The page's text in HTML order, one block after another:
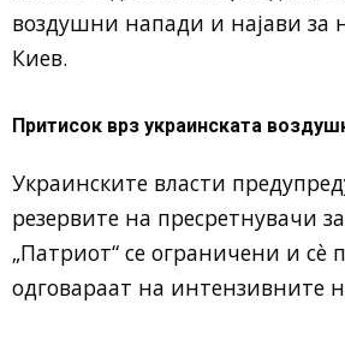
воздушни напади и најави за
Киев.
Притисок врз украинската
Украинските власти
резервите на пресретнувачи
„Патриот“ се ограничени и сè
одговараат на интензивните